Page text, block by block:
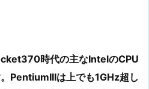
時代の主なIntelのCPU
PentiumIIIは上でも1GHz超し